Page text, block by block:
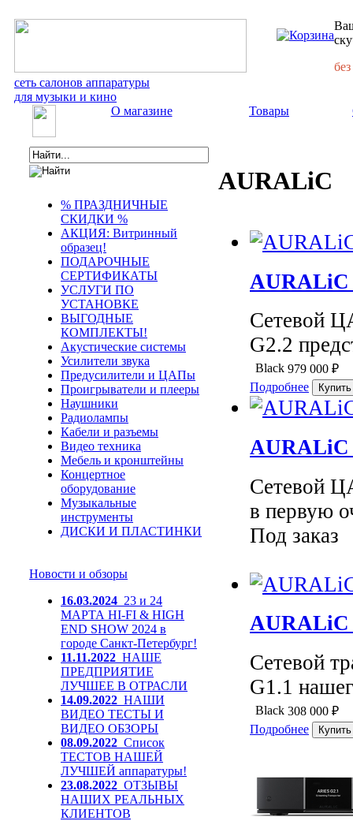
сеть салонов аппаратуры
для музыки и кино
О магазине Товары
% ПРАЗДНИЧНЫЕ
СКИДКИ %
АКЦИЯ: Витринный
образец!
ПОДАРОЧНЫЕ
СЕРТИФИКАТЫ
УСЛУГИ ПО
УСТАНОВКЕ
ВЫГОДНЫЕ
КОМПЛЕКТЫ!
Акустические системы
Усилители звука
Предусилители и ЦАПы
Проигрыватели и плееры
Наушники
Радиолампы
Кабели и разъемы
Видео техника
Мебель и кронштейны
Концертное
оборудование
Музыкальные
инструменты
ДИСКИ И ПЛАСТИНКИ
Новости и обзоры
16.03.2024 23 и 24
МАРТА HI-FI & HIGH
END SHOW 2024 в
городе Санкт-Петербург!
11.11.2022 НАШЕ
ПРЕДПРИЯТИЕ
ЛУЧШЕЕ В ОТРАСЛИ
14.09.2022 НАШИ
ВИДЕО ТЕСТЫ И
ВИДЕО ОБЗОРЫ
08.09.2022 Список
ТЕСТОВ НАШЕЙ
ЛУЧШЕЙ аппаратуры!
23.08.2022 ОТЗЫВЫ
НАШИХ РЕАЛЬНЫХ
КЛИЕНТОВ
AURALiC
AURALiC
Сетевой
G2.2
Black 979 000 ₽
Подробнее
AURALiC
Сетевой
в первую
Под заказ
AURALiC
Сетевой
G1.1
Black 308 000 ₽
Подробнее